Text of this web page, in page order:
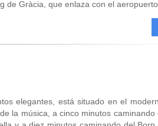
de Gràcia, que enlaza con el aeropuerto
elegantes, está situado en el
la música, a cinco minutos